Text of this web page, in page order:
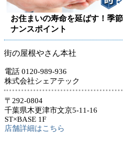
お住まいの寿命を延ばす！季
ナンスポイント
街の屋根やさん本社
電話 0120-989-936
株式会社シェアテック
〒292-0804
千葉県木更津市文京5-11-16
ST×BASE 1F
店舗詳細はこちら